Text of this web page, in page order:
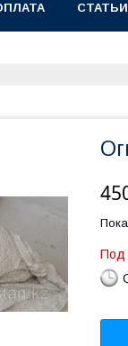
СТАТЬИ
Под